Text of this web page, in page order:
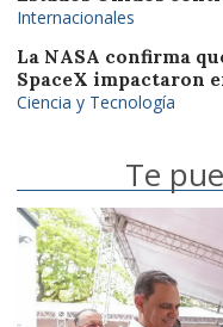
Internacionales
La NASA confirma
SpaceX impactaron
Ciencia y Tecnología
Te